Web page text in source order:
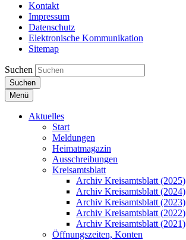
Kontakt
Impressum
Datenschutz
Elektronische Kommunikation
Sitemap
Suchen
Suchen
Menü
Aktuelles
Start
Meldungen
Heimatmagazin
Ausschreibungen
Kreisamtsblatt
Archiv Kreisamtsblatt (2025)
Archiv Kreisamtsblatt (2024)
Archiv Kreisamtsblatt (2023)
Archiv Kreisamtsblatt (2022)
Archiv Kreisamtsblatt (2021)
Öffnungszeiten, Konten